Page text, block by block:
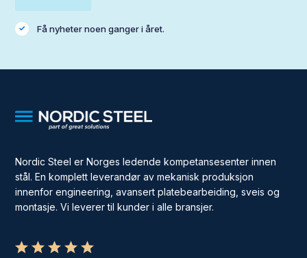
Få nyheter noen ganger i året.
Nordic Steel er Norges ledende kompetansesenter innen
stål. En komplett leverandør av mekanisk produksjon
innenfor engineering, avansert platebearbeiding, sveis og
montasje. Vi leverer til kunder i alle bransjer.